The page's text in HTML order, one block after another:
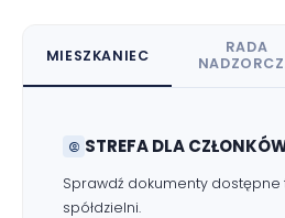
MIESZKANIEC
RADA
STREFA DLA
Sprawdź dokumenty dostępne
spółdzielni.